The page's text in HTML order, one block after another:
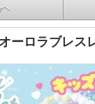
ーロラブレス